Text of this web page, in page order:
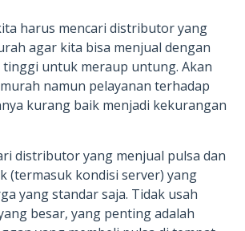
harus mencari distributor yang
agar kita bisa menjual dengan
untuk meraup untung. Akan
namun pelayanan terhadap
kurang baik menjadi kekurangan
distributor yang menjual pulsa dan
(termasuk kondisi server) yang
yang standar saja. Tidak usah
besar, yang penting adalah